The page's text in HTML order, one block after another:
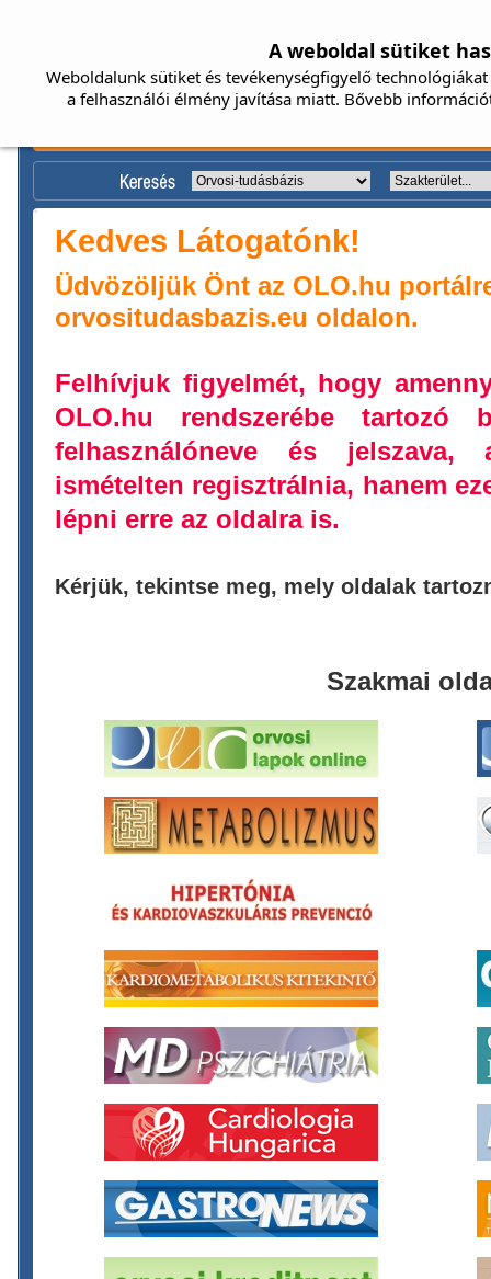
Kedves Látogatónk!
Üdvözöljük Önt az OLO.hu
orvositudasbazis.eu oldalon.
Felhívjuk figyelmét, hogy
OLO.hu rendszerébe tartozó
felhasználóneve és jelszava,
ismételten regisztrálnia, hanem
lépni erre az oldalra is.
Kérjük, tekintse meg, mely oldalak
Szakmai
A weboldal sütiket
Weboldalunk sütiket és tevékenységfigyelő
a felhasználói élmény javítása miatt. Bővebb